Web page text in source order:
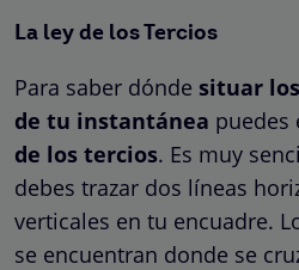
La ley de los Tercios
Para saber dónde situar
de tu instantánea puedes
de los tercios. Es muy
debes trazar dos líneas
verticales en tu encuadre.
se encuentran donde se